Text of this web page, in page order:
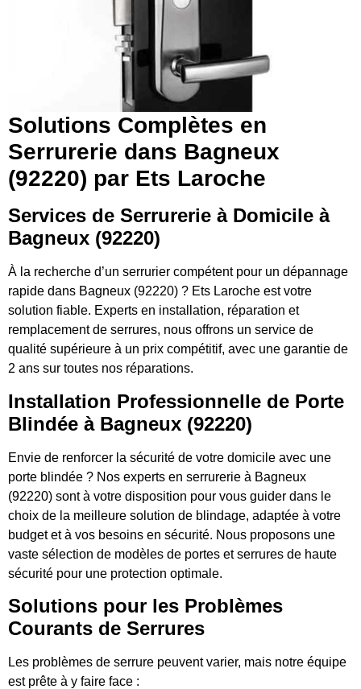
Solutions Complètes en
Serrurerie dans Bagneux
(92220) par Ets Laroche
Services de Serrurerie à Domicile à
Bagneux (92220)
À la recherche d’un serrurier compétent pour un dépannage
rapide dans Bagneux (92220) ? Ets Laroche est votre
solution fiable. Experts en installation, réparation et
remplacement de serrures, nous offrons un service de
qualité supérieure à un prix compétitif, avec une garantie de
2 ans sur toutes nos réparations.
Installation Professionnelle de Porte
Blindée à Bagneux (92220)
Envie de renforcer la sécurité de votre domicile avec une
porte blindée ? Nos experts en serrurerie à Bagneux
(92220) sont à votre disposition pour vous guider dans le
choix de la meilleure solution de blindage, adaptée à votre
budget et à vos besoins en sécurité. Nous proposons une
vaste sélection de modèles de portes et serrures de haute
sécurité pour une protection optimale.
Solutions pour les Problèmes
Courants de Serrures
Les problèmes de serrure peuvent varier, mais notre équipe
est prête à y faire face :